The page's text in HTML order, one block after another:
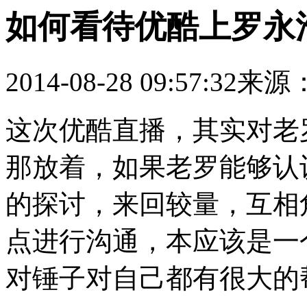
如何看待优酷上罗
2014-08-28 09:57:32来源
这次优酷直播，其实对
那放着，如果老罗能够
的探讨，来回较量，互
点进行沟通，本应该是
对锤子对自己都有很大